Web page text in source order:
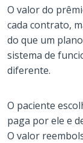
O valor do
cada contrato,
do que um
sistema de
diferente.
O paciente
paga por ele e
O valor